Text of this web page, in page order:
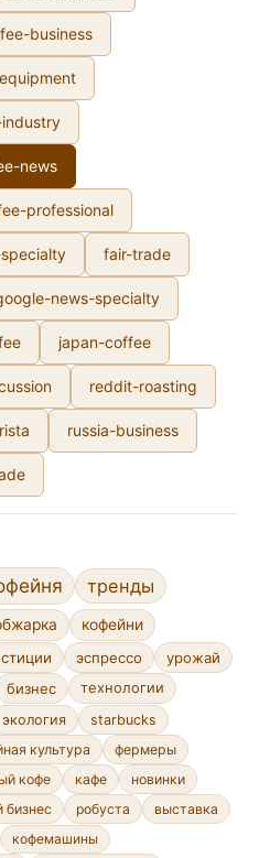
business
news
professional
fair-trade
news-specialty
japan-coffee
reddit-roasting
russia-business
тренды
кофейни
эспрессо
урожай
бизнес
технологии
экология
starbucks
культура
фермеры
кофе кафе
новинки
бизнес робуста
выставка
кофемашины